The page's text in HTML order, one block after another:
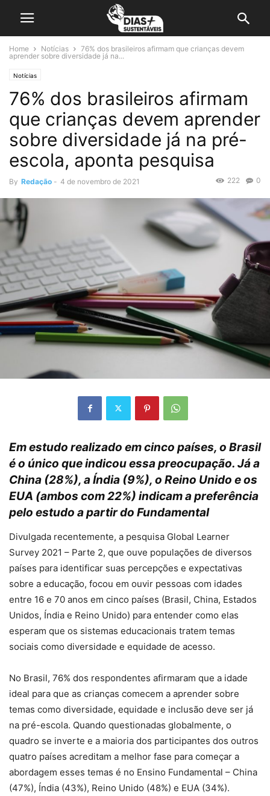
Home Notícias
76% dos brasileiros afirmam que crianças devem
aprender sobre diversidade já na...
Notícias
76% dos brasileiros afirmam
que crianças devem aprender
sobre diversidade já na pré-
escola, aponta pesquisa
By Redação - 4 de novembro de 2021 0
222
Em estudo realizado em cinco países, o Brasil
é o único que indicou essa preocupação. Já a
China (28%), a Índia (9%), o Reino Unido e os
EUA (ambos com 22%) indicam a preferência
pelo estudo a partir do Fundamental
Divulgada recentemente, a pesquisa Global Learner
Survey 2021 – Parte 2, que ouve populações de diversos
países para identificar suas percepções e expectativas
sobre a educação, focou em ouvir pessoas com idades
entre 16 e 70 anos em cinco países (Brasil, China, Estados
Unidos, Índia e Reino Unido) para entender como elas
esperam que os sistemas educacionais tratem temas
sociais como diversidade e equidade de acesso.
No Brasil, 76% dos respondentes afirmaram que a idade
ideal para que as crianças comecem a aprender sobre
temas como diversidade, equidade e inclusão deve ser já
na pré-escola. Quando questionadas globalmente, o
quadro se inverte e a maioria dos participantes dos outros
quatro países acreditam a melhor fase para começar a
abordagem esses temas é no Ensino Fundamental – China
(47%), Índia (43%), Reino Unido (48%) e EUA (34%).